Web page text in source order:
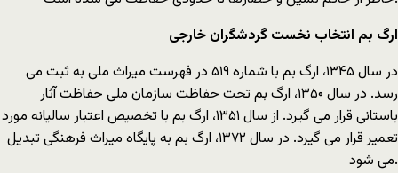
ارگ بم انتخاب نخست گردشگران خارجی
در سال ۱۳۴۵، ارگ بم با شماره ۵۱۹ در فهرست میراث ملی به ثبت می
رسد. در سال ۱۳۵۰، ارگ بم تحت حفاظت سازمان ملی حفاظت آثار
باستانی قرار می گیرد. از سال ۱۳۵۱، ارگ بم با تخصیص اعتبار سالیانه مورد
تعمیر قرار می گیرد. در سال ۱۳۷۲، ارگ بم به پایگاه میراث فرهنگی تبدیل
می شود.